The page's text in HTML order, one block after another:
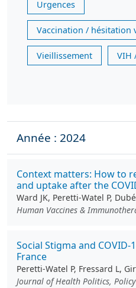
Urgences
Vaccination / hésitation
Vieillissement VIH
Année : 2024
Context matters: How to
and uptake after the
Ward JK, Peretti-Watel P,
Human Vaccines &
Social Stigma and COVID-
France
Peretti-Watel P, Fressard L,
Journal of Health Politics,